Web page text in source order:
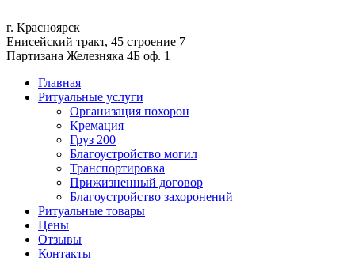
г. Красноярск
Енисейский тракт, 45 строение 7
Партизана Железняка 4Б оф. 1
Главная
Ритуальные услуги
Организация похорон
Кремация
Груз 200
Благоустройство могил
Транспортировка
Прижизненный договор
Благоустройство захоронений
Ритуальные товары
Цены
Отзывы
Контакты